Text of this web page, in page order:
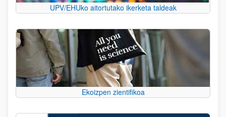
UPV/EHUko aitortutako ikerketa taldeak
Ekoizpen zientifikoa